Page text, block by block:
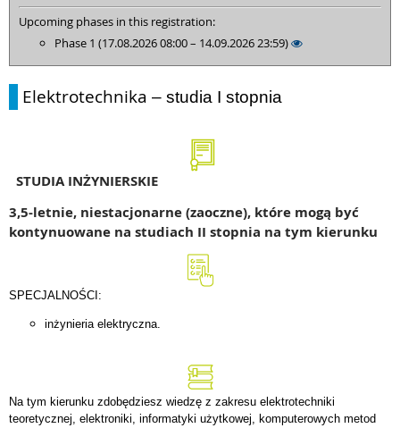
Upcoming phases in this registration:
Phase 1 (17.08.2026 08:00 – 14.09.2026 23:59)
Elektrotechnika – studia I stopnia
STUDIA INŻYNIERSKIE
3,5-letnie, niestacjonarne (zaoczne), które mogą być
kontynuowane na studiach II stopnia na tym kierunku
SPECJALNOŚCI:
inżynieria elektryczna.
Na tym kierunku zdobędziesz wiedzę z zakresu elektrotechniki
teoretycznej, elektroniki, informatyki użytkowej, komputerowych metod